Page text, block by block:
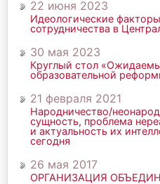
22 июня 2023
Идеологические
сотрудничества в
30 мая 2023
Круглый стол
образовательной
21 февраля 2021
Народничество/
сущность, проблема
и актуальность их
сегодня
26 мая 2017
ОРГАНИЗАЦИЯ